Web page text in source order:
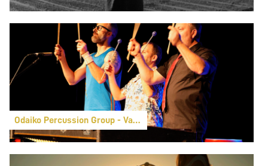
Odaiko Percussion Group - Vaya ritmo